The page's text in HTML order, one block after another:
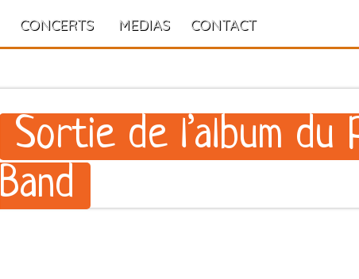
CONCERTS MEDIAS CONTACT
Sortie de l’album du
Band